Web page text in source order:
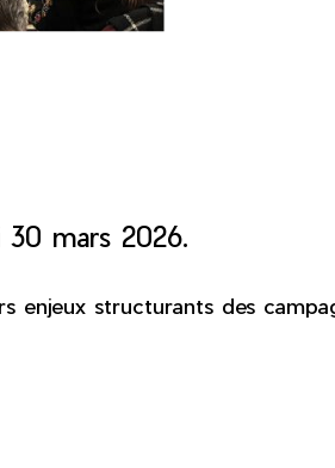
30 mars 2026.
enjeux structurants des